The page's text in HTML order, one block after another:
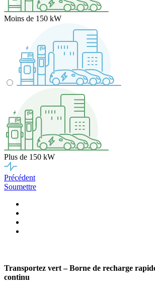
Moins de 150 kW
Plus de 150 kW
Précédent
Soumettre
Transportez vert – Borne de recharge
continu